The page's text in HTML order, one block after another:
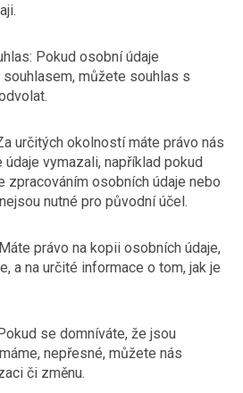
Pokud osobní údaje
můžete souhlas s
určitých okolností máte právo nás
vymazali, například pokud
osobních údaje nebo
nutné pro původní účel.
právo na kopii osobních údaje,
a na určité informace o tom, jak je
se domníváte, že jsou
nepřesné, můžete nás
či změnu.